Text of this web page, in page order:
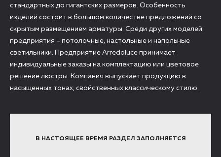
стандартных до гигантских размеров. Особенность
изделий состоит в большом количестве предложений со
скрытым размещением арматуры. Среди других моделей
предприятия – потолочные, настольные и напольные
светильники. Предприятие Arredoluce принимает
индивидуальные заказы на комплектацию или цветовое
решение люстры. Компания выпускает продукцию в
насыщенных тонах, свойственных классическому стилю.
В НАСТОЯЩЕЕ ВРЕМЯ РАЗДЕЛ ЗАПОЛНЯЕТСЯ